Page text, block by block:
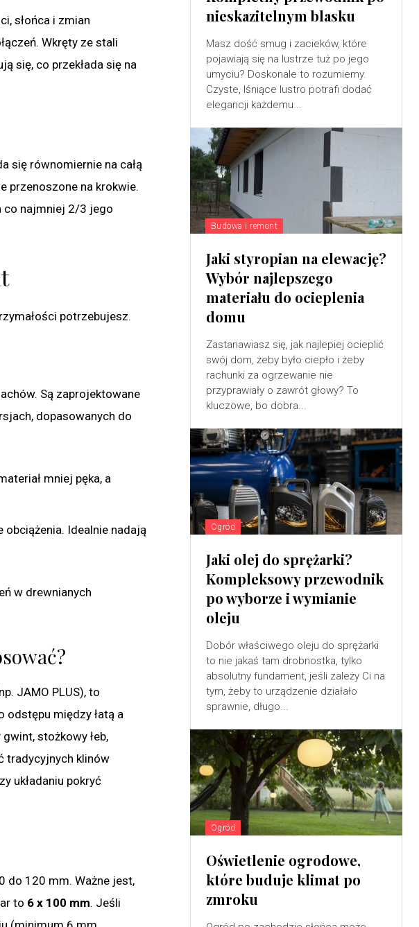
słońca i zmian
Wkręty ze stali
się, co przekłada się na
się równomiernie na całą
przenoszone na krokwie.
co najmniej 2/3 jego
potrzebujesz.
Są zaprojektowane
dopasowanych do
mniej pęka, a
obciążenia. Idealnie nadają
w drewnianych
JAMO PLUS), to
odstępu między łatą a
stożkowy łeb,
tradycyjnych klinów
układaniu pokryć
do 120 mm. Ważne jest,
to 6 x 100 mm. Jeśli
nieskazitelnym blasku
Masz dość smug i zacieków, które
pojawiają się na lustrze tuż po jego
umyciu? Doskonale to rozumiemy.
Czyste, lśniące lustro potrafi dodać
elegancji każdemu...
Budowa i remont
Jaki styropian na elewację?
Wybór najlepszego
materiału do ocieplenia
domu
Zastanawiasz się, jak najlepiej ocieplić
swój dom, żeby było ciepło i żeby
rachunki za ogrzewanie nie
przyprawiały o zawrót głowy? To
kluczowe, bo dobra...
Ogród
Jaki olej do sprężarki?
Kompleksowy przewodnik
po wyborze i wymianie
oleju
Dobór właściwego oleju do sprężarki
to nie jakaś tam drobnostka, tylko
absolutny fundament, jeśli zależy Ci na
tym, żeby to urządzenie działało
sprawnie, długo...
Ogród
Oświetlenie ogrodowe,
które buduje klimat po
zmroku